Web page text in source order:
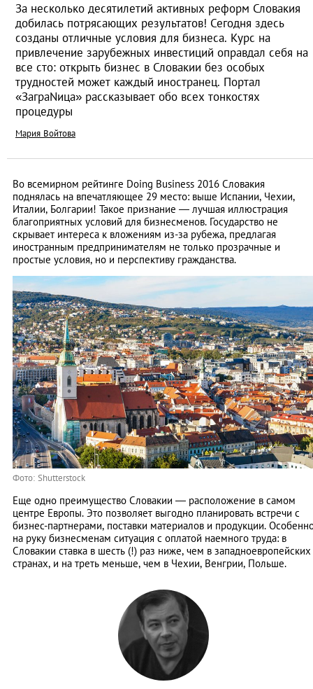
За несколько десятилетий активных реформ Словакия
добилась потрясающих результатов! Сегодня здесь
созданы отличные условия для бизнеса. Курс на
привлечение зарубежных инвестиций оправдал себя на
все сто: открыть бизнес в Словакии без особых
трудностей может каждый иностранец. Портал
«ЗаграNица» рассказывает обо всех тонкостях
процедуры
Мария Войтова
Во всемирном рейтинге Doing Business 2016 Словакия
поднялась на впечатляющее 29 место: выше Испании, Чехии,
Италии, Болгарии! Такое признание ― лучшая иллюстрация
благоприятных условий для бизнесменов. Государство не
скрывает интереса к вложениям из-за рубежа, предлагая
иностранным предпринимателям не только прозрачные и
простые условия, но и перспективу гражданства.
Фото: Shutterstock
Еще одно преимущество Словакии ― расположение в самом
центре Европы. Это позволяет выгодно планировать встречи с
бизнес-партнерами, поставки материалов и продукции.
на руку бизнесменам ситуация с оплатой наемного труда: в
Словакии ставка в шесть (!) раз ниже, чем в западноевропейских
странах, и на треть меньше, чем в Чехии, Венгрии, Польше.